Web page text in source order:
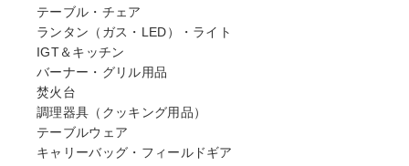
テーブル・チェア
ランタン（ガス・LED）・ライト
IGT＆キッチン
バーナー・グリル用品
焚火台
調理器具（クッキング用品）
テーブルウェア
キャリーバッグ・フィールドギア